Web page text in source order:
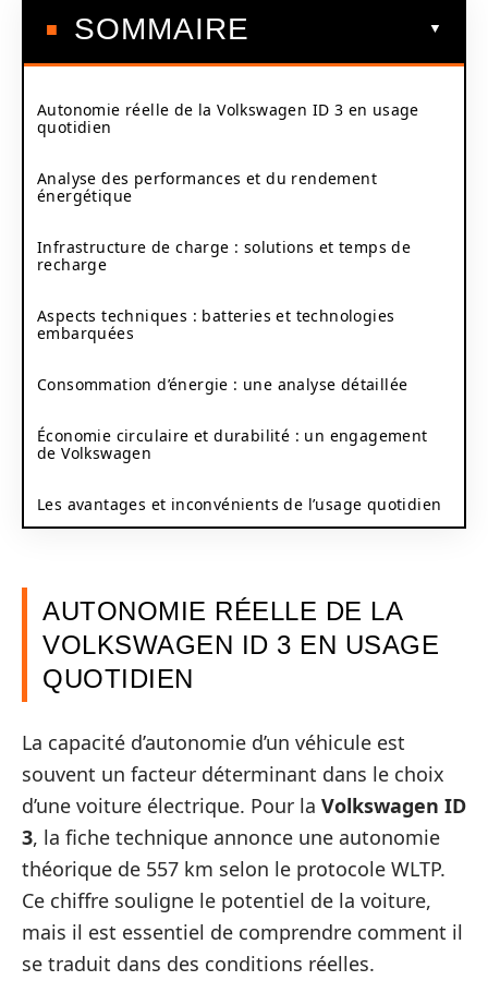
SOMMAIRE
Autonomie réelle de la Volkswagen ID 3 en usage
quotidien
Analyse des performances et du rendement
énergétique
Infrastructure de charge : solutions et temps de
recharge
Aspects techniques : batteries et technologies
embarquées
Consommation d’énergie : une analyse détaillée
Économie circulaire et durabilité : un engagement
de Volkswagen
Les avantages et inconvénients de l’usage quotidien
AUTONOMIE RÉELLE DE LA
VOLKSWAGEN ID 3 EN USAGE
QUOTIDIEN
La capacité d’autonomie d’un véhicule est
souvent un facteur déterminant dans le choix
d’une voiture électrique. Pour la Volkswagen ID
3, la fiche technique annonce une autonomie
théorique de 557 km selon le protocole WLTP.
Ce chiffre souligne le potentiel de la voiture,
mais il est essentiel de comprendre comment il
se traduit dans des conditions réelles.